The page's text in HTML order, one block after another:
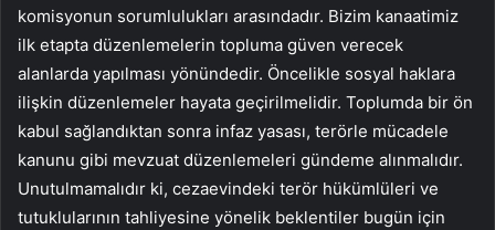
komisyonun sorumlulukları arasındadır. Bizim kanaatimiz
ilk etapta düzenlemelerin topluma güven verecek
alanlarda yapılması yönündedir. Öncelikle sosyal haklara
ilişkin düzenlemeler hayata geçirilmelidir. Toplumda bir ön
kabul sağlandıktan sonra infaz yasası, terörle mücadele
kanunu gibi mevzuat düzenlemeleri gündeme alınmalıdır.
Unutulmamalıdır ki, cezaevindeki terör hükümlüleri ve
tutuklularının tahliyesine yönelik beklentiler bugün için